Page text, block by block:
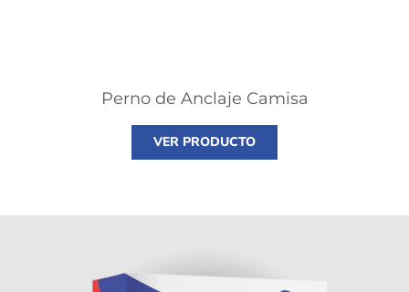
Perno de Anclaje Camisa
VER PRODUCTO